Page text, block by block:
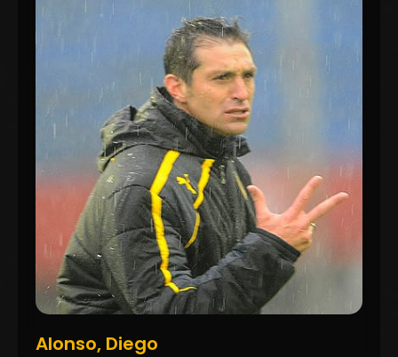
Alonso, Diego